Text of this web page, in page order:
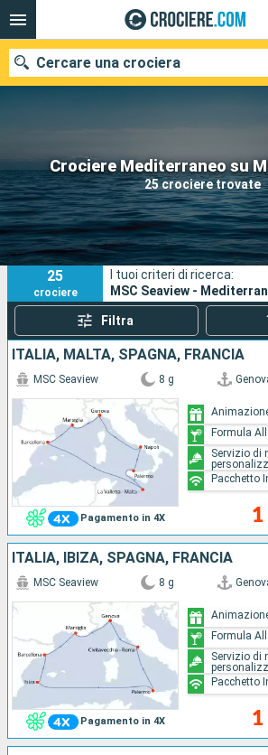
Crociere Mediterraneo su
25 crociere trovate
Cercare una crociera
Le nostre destinazioni
Mesi di partenza
Porti
Ricerca
25
crociere
I tuoi criteri di ricerca:
MSC Seaview -
Filtra
ITALIA, MALTA, SPAGNA, FRANCIA
Pagamento in 4X
MSC Seaview 8 g
1
Formula
Servizio di
Pacchetto
ITALIA, IBIZA, SPAGNA, FRANCIA
Pagamento in 4X
MSC Seaview 8 g
1
Formula
Servizio di
Pacchetto